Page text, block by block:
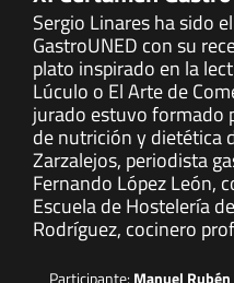
Sergio Linares ha sido
GastroUNED con su
plato inspirado en la
Lúculo o El Arte de
jurado estuvo formado
de nutrición y dietética
Zarzalejos, periodista
Fernando López León,
Escuela de Hostelería
Rodríguez, cocinero
Participante: Manuel